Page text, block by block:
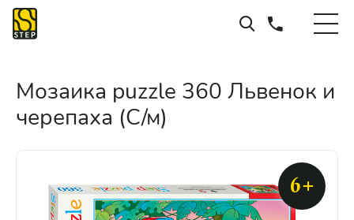
Мозаика puzzle 360 Львенок и
черепаха (С/м)
6+